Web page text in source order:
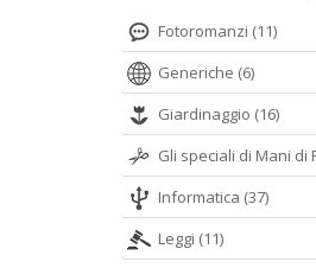
Fotoromanzi (11)
Generiche (6)
Giardinaggio (16)
Gli speciali di Mani di
Informatica (37)
Leggi (11)